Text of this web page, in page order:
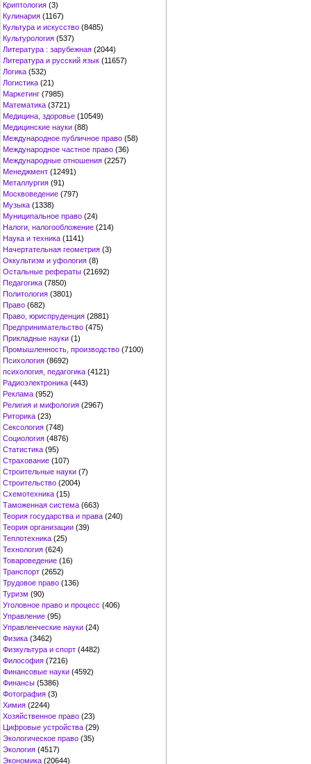
Криптология (3)
Кулинария (1167)
Культура и искусство (8485)
Культурология (537)
Литература : зарубежная (2044)
Литература и русский язык (11657)
Логика (532)
Логистика (21)
Маркетинг (7985)
Математика (3721)
Медицина, здоровье (10549)
Медицинские науки (88)
Международное публичное право (58)
Международное частное право (36)
Международные отношения (2257)
Менеджмент (12491)
Металлургия (91)
Москвоведение (797)
Музыка (1338)
Муниципальное право (24)
Налоги, налогообложение (214)
Наука и техника (1141)
Начертательная геометрия (3)
Оккультизм и уфология (8)
Остальные рефераты (21692)
Педагогика (7850)
Политология (3801)
Право (682)
Право, юриспруденция (2881)
Предпринимательство (475)
Прикладные науки (1)
Промышленность, производство (7100)
Психология (8692)
психология, педагогика (4121)
Радиоэлектроника (443)
Реклама (952)
Религия и мифология (2967)
Риторика (23)
Сексология (748)
Социология (4876)
Статистика (95)
Страхование (107)
Строительные науки (7)
Строительство (2004)
Схемотехника (15)
Таможенная система (663)
Теория государства и права (240)
Теория организации (39)
Теплотехника (25)
Технология (624)
Товароведение (16)
Транспорт (2652)
Трудовое право (136)
Туризм (90)
Уголовное право и процесс (406)
Управление (95)
Управленческие науки (24)
Физика (3462)
Физкультура и спорт (4482)
Философия (7216)
Финансовые науки (4592)
Финансы (5386)
Фотография (3)
Химия (2244)
Хозяйственное право (23)
Цифровые устройства (29)
Экологическое право (35)
Экология (4517)
Экономика (20644)